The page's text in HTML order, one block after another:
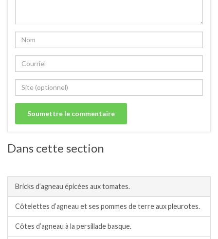
Dans cette section
Bricks d’agneau épicées aux tomates.
Côtelettes d’agneau et ses pommes de terre aux pleurotes.
Côtes d’agneau à la persillade basque.